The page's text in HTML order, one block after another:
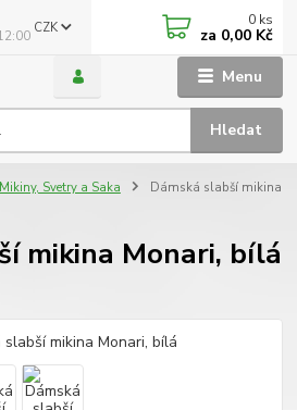
Menu
CZK
Hledat
0 ks
za 0,00 Kč
Mikiny, Svetry a Saka
Dámská slabší mikina
mikina Monari, bílá